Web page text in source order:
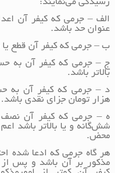
رسیدگی می‌نمایند:
‌الف – جرمی که کیفر آن
عنوان حد باشد.
ب – جرمی که کیفر آن قطع
بالاتر باشد.
‌د – جرمی که کیفر آن به
هزار تومان جزای نقدی باشد.
ه – جرمی که کیفر آن نصف
شش‌گانه و یا بالاتر باشد
محض.
هر گاه جرمی که ادعا شده
مذکور بر آن باشد و پس